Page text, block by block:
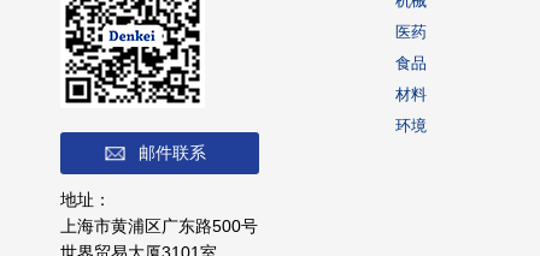
邮件联系
地址：
上海市黄浦区广东路500号
医药
食品
材料
环境